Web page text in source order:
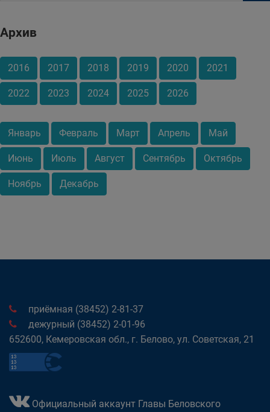
Архив
2016 2017 2018 2019 2020 2021
2022 2023 2024 2025 2026
Январь Февраль Март Апрель Май
Июнь Июль Август Сентябрь Октябрь
Ноябрь Декабрь
приёмная (38452) 2-81-37
дежурный (38452) 2-01-96
652600, Кемеровская обл., г. Белово, ул. Советская, 21
Официальный аккаунт Главы Беловского